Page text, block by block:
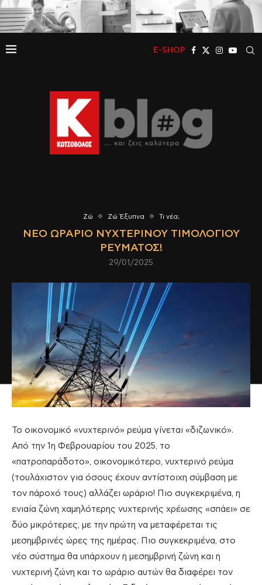
E-SHOP
Ζώ Ζώ Έξυπνα Τι νέα;
ΝΈΟ ΩΡΆΡΙΟ ΝΥΧΤΕΡΙΝΟΎ ΤΙΜΟΛΟΓΊΟΥ
ΡΕΎΜΑΤΟΣ!
29/01/2025
Το οικονομικό «νυχτερινό» ρεύμα γίνεται «διζωνικό».
Από την 1η Φεβρουαρίου του 2025, το
«πατροπαράδοτο», οικονομικότερο, νυχτερινό ρεύμα
(τουλάχιστον για όσους έχουν αντίστοιχη σύμβαση με
τον πάροχό τους) αλλάζει ωράριο! Πιο συγκεκριμένα, η
ενιαία ζώνη χαμηλότερης νυχτερινής χρέωσης «σπάει» σε
δύο μικρότερες, με την πρώτη να μεταφέρεται τις
μεσημβρινές ώρες της ημέρας. Πιο συγκεκριμένα, στο
νέο σύστημα θα υπάρχουν η μεσημβρινή ζώνη και η
νυχτερινή ζώνη και το ωράριο αυτών θα διαφέρει τον